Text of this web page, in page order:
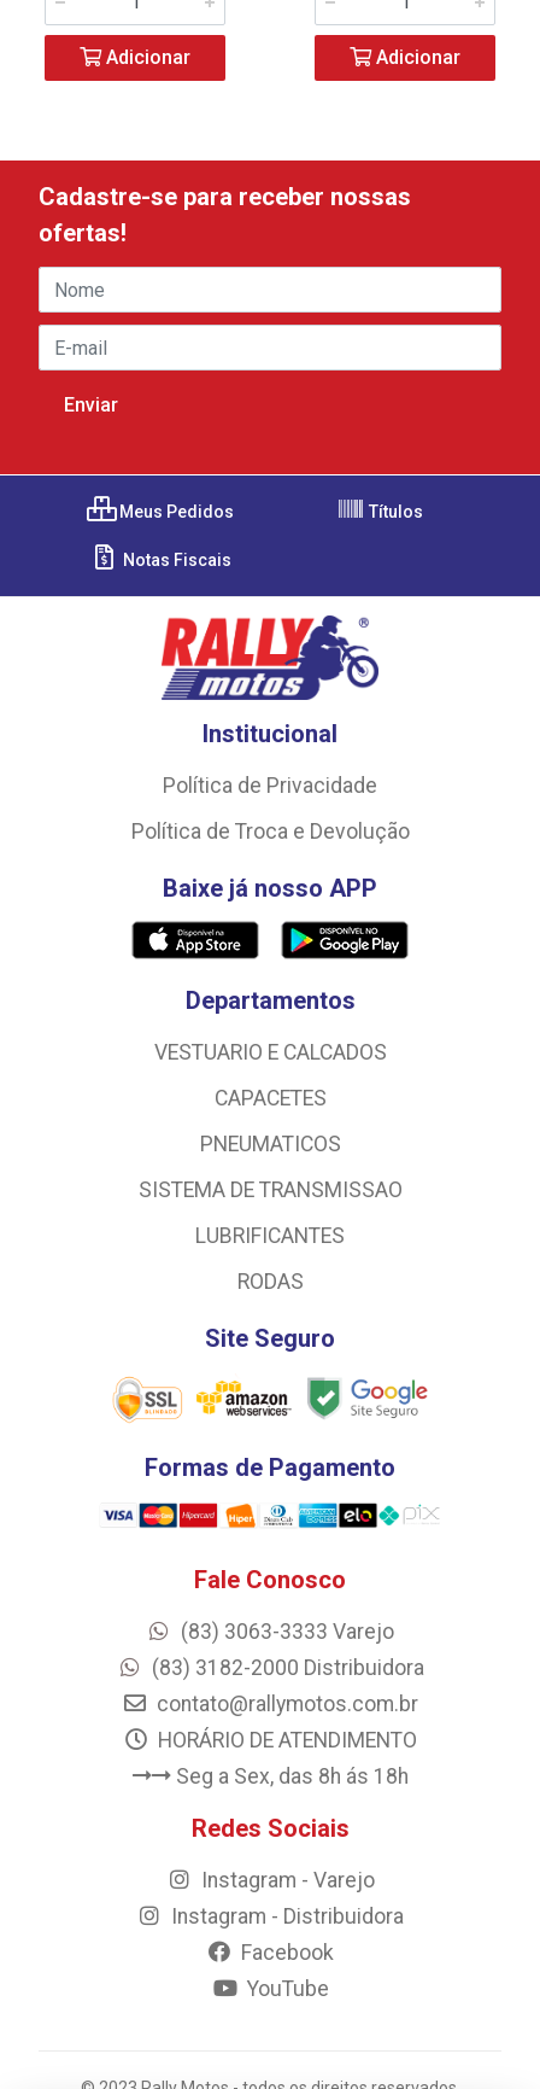
Adicionar Adicionar
Cadastre-se para receber nossas
ofertas!
Meus Pedidos Títulos
Notas Fiscais
Institucional
Política de Privacidade
Política de Troca e Devolução
Baixe já nosso APP
Departamentos
VESTUARIO E CALCADOS
CAPACETES
PNEUMATICOS
SISTEMA DE TRANSMISSAO
LUBRIFICANTES
RODAS
Site Seguro
Formas de Pagamento
Fale Conosco
(83) 3063-3333 Varejo
(83) 3182-2000 Distribuidora
contato@rallymotos.com.br
HORÁRIO DE ATENDIMENTO
Seg a Sex, das 8h ás 18h
Redes Sociais
Instagram - Varejo
Instagram - Distribuidora
Facebook
YouTube